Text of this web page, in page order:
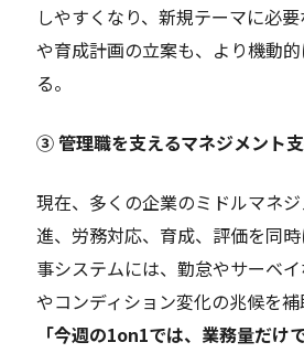
しやすくなり、新規テーマに必
や育成計画の立案も、より機動
る。
③ 管理職を支えるマネジメント
現在、多くの企業のミドルマネ
進、労務対応、育成、評価を同
事システムには、勤怠やサーベ
やコンディション変化の兆候を補
「今週の1on1では、業務量だけ